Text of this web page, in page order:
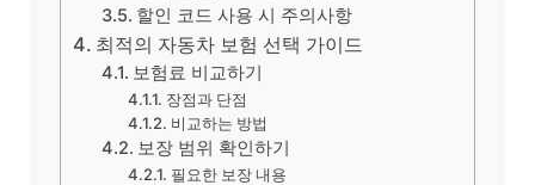
할인 코드 사용 시 주의사항
최적의 자동차 보험 선택 가이드
보험료 비교하기
장점과 단점
비교하는 방법
보장 범위 확인하기
필요한 보장 내용